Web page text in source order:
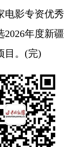
电影专资优秀
2026年度新疆
目。(完)